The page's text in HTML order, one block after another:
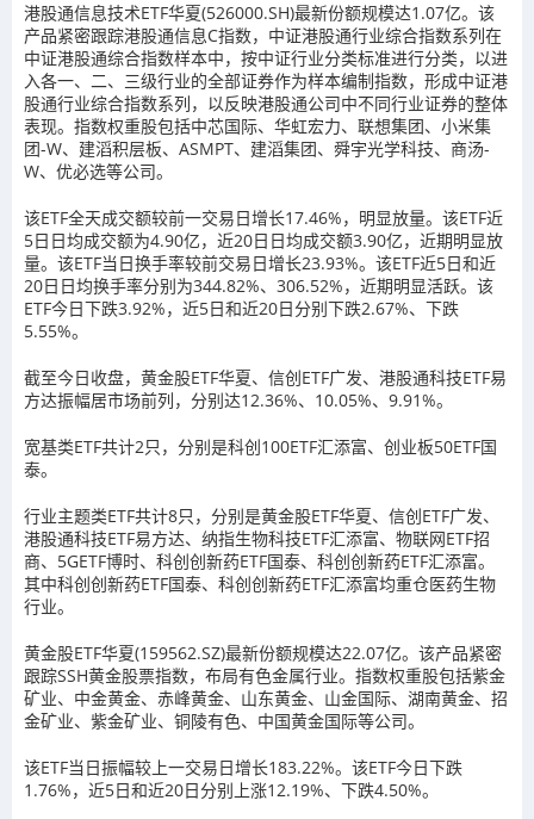
港股通信息技术ETF华夏(526000.SH)最新份额规模达1.07亿。该
产品紧密跟踪港股通信息C指数，中证港股通行业综合指数系列在
中证港股通综合指数样本中，按中证行业分类标准进行分类，以进
入各一、二、三级行业的全部证券作为样本编制指数，形成中证港
股通行业综合指数系列，以反映港股通公司中不同行业证券的整体
表现。指数权重股包括中芯国际、华虹宏力、联想集团、小米集
团-W、建滔积层板、ASMPT、建滔集团、舜宇光学科技、商汤-
W、优必选等公司。
该ETF全天成交额较前一交易日增长17.46%，明显放量。该ETF近
5日日均成交额为4.90亿，近20日日均成交额3.90亿，近期明显放
量。该ETF当日换手率较前交易日增长23.93%。该ETF近5日和近
20日日均换手率分别为344.82%、306.52%，近期明显活跃。该
ETF今日下跌3.92%，近5日和近20日分别下跌2.67%、下跌
5.55%。
截至今日收盘，黄金股ETF华夏、信创ETF广发、港股通科技ETF易
方达振幅居市场前列，分别达12.36%、10.05%、9.91%。
宽基类ETF共计2只，分别是科创100ETF汇添富、创业板50ETF国
泰。
行业主题类ETF共计8只，分别是黄金股ETF华夏、信创ETF广发、
港股通科技ETF易方达、纳指生物科技ETF汇添富、物联网ETF招
商、5GETF博时、科创创新药ETF国泰、科创创新药ETF汇添富。
其中科创创新药ETF国泰、科创创新药ETF汇添富均重仓医药生物
行业。
黄金股ETF华夏(159562.SZ)最新份额规模达22.07亿。该产品紧密
跟踪SSH黄金股票指数，布局有色金属行业。指数权重股包括紫金
矿业、中金黄金、赤峰黄金、山东黄金、山金国际、湖南黄金、招
金矿业、紫金矿业、铜陵有色、中国黄金国际等公司。
该ETF当日振幅较上一交易日增长183.22%。该ETF今日下跌
1.76%，近5日和近20日分别上涨12.19%、下跌4.50%。